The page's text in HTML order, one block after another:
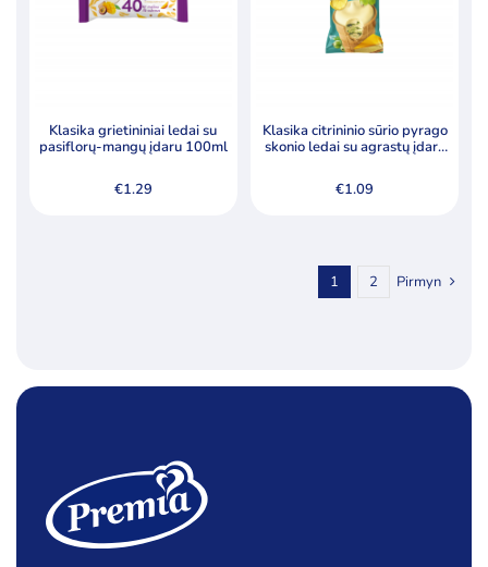
Klasika grietininiai ledai su
pasiflorų-mangų įdaru 100ml
€1.29
Klasika citrininio sūrio pyrago
skonio ledai su agrastų įdaru
€1.09
1 2 Pirmyn